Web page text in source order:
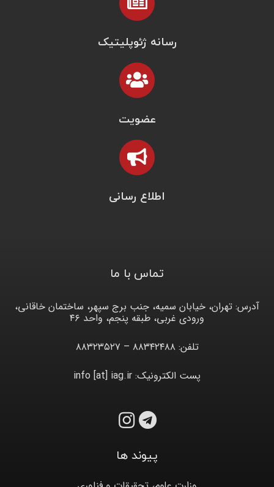
رسانه ژئوپلیتیک
عضویت
اطلاع رسانی
تماس با ما
آدرس: تهران، خیابان سمیه، جنب برج سپهر، ساختمان خاقانی،
ورودی غربی، طبقه پنجم، واحد ۴۶
تلفن: ۸۸۳۴۲۴۸۸ – ۸۸۳۲۳۵۲۷
پست الکترونیک: info [at] iag.ir
پیوند ها